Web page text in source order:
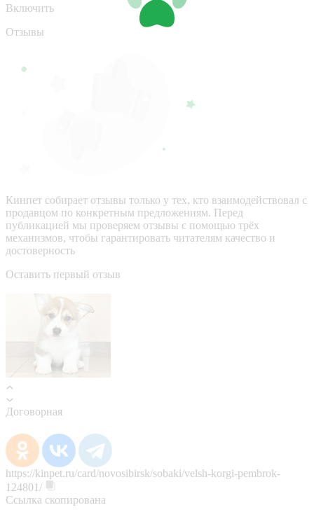
Включить
Отзывы
Кинпет собирает отзывы только у тех, кто взаимодействовал с
продавцом по конкретным предложениям. Перед
публикацией мы проверяем отзывы с помощью трёх
механизмов, чтобы гарантировать читателям качество и
достоверность
Оставить первый отзыв
Договорная
https://kinpet.ru/card/novosibirsk/sobaki/velsh-korgi-pembrok-
124801/
Ссылка скопирована